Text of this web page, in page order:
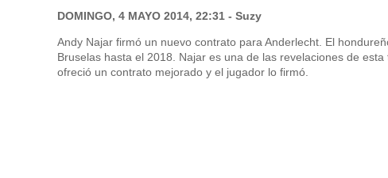
DOMINGO, 4 MAYO 2014, 22:31 - Suzy
Andy Najar firmó un nuevo contrato para Anderlecht. El
Bruselas hasta el 2018. Najar es una de las revelaciones de
ofreció un contrato mejorado y el jugador lo firmó.